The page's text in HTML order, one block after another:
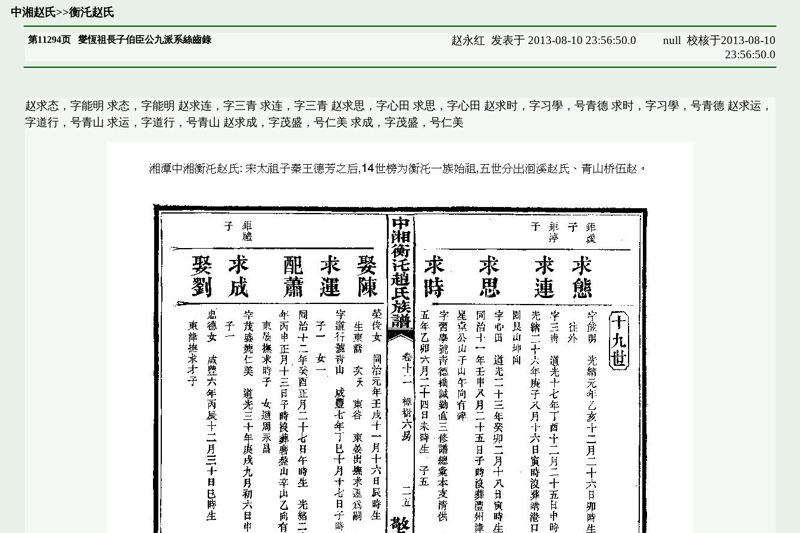
中湘赵氏>>衡汑赵氏
第11294页燮恆祖長子伯臣公九派系絲齒錄 赵永红 发表于 2013-08-10 23:56:50.0 null 校核于2013-08-10
23:56:50.0
赵求态，字能明 求态，字能明 赵求连，字三青 求连，字三青 赵求思，字心田 求思，字心田 赵求时，字习學，号青德 求时，字习學，号青德 赵求运，
字道行，号青山 求运，字道行，号青山 赵求成，字茂盛，号仁美 求成，字茂盛，号仁美